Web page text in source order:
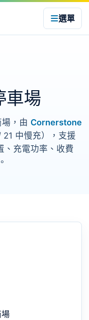
選單
車場
，由 Cornerstone
中慢充），支援
、充電功率、收費